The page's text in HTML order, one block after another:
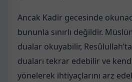
Ancak Kadir gecesinde
bununla sınırlı değildir.
dualar okuyabilir,
duaları tekrar edebilir ve
yönelerek ihtiyaçlarını arz